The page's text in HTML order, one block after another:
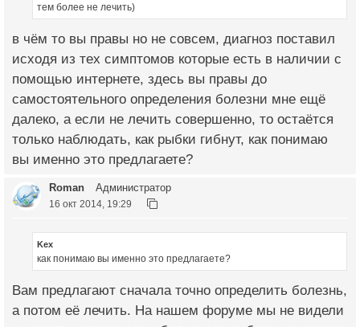
тем более не лечить)
в чём то вы правы но не совсем, диагноз поставил
исходя из тех симптомов которые есть в наличии с
помощью интернете, здесь вы правы до
самостоятельного определения болезни мне ещё
далеко, а если не лечить совершенно, то остаётся
только наблюдать, как рыбки гибнут, как понимаю
вы именно это предлагаете?
Roman Администратор
16 окт 2014, 19:29
Kex
как понимаю вы именно это предлагаете?
Вам предлагают сначала точно определить болезнь,
а потом её лечить. На нашем форуме мы не видели